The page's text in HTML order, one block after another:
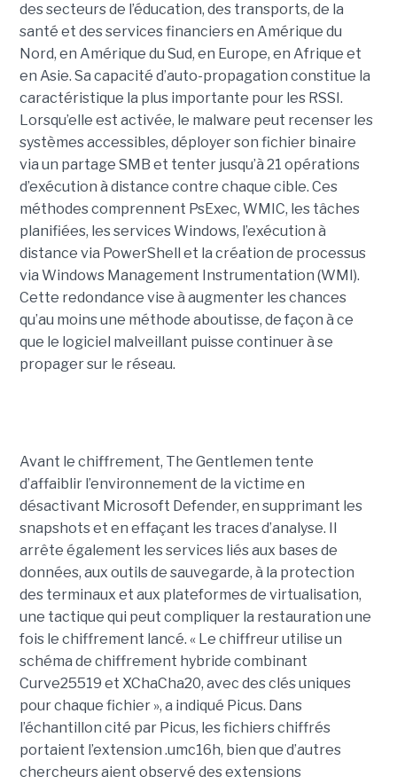
des secteurs de l’éducation, des transports, de la
santé et des services financiers en Amérique du
Nord, en Amérique du Sud, en Europe, en Afrique et
en Asie. Sa capacité d’auto-propagation constitue la
caractéristique la plus importante pour les RSSI.
Lorsqu’elle est activée, le malware peut recenser les
systèmes accessibles, déployer son fichier binaire
via un partage SMB et tenter jusqu’à 21 opérations
d’exécution à distance contre chaque cible. Ces
méthodes comprennent PsExec, WMIC, les tâches
planifiées, les services Windows, l’exécution à
distance via PowerShell et la création de processus
via Windows Management Instrumentation (WMI).
Cette redondance vise à augmenter les chances
qu’au moins une méthode aboutisse, de façon à ce
que le logiciel malveillant puisse continuer à se
propager sur le réseau.
Avant le chiffrement, The Gentlemen tente
d’affaiblir l’environnement de la victime en
désactivant Microsoft Defender, en supprimant les
snapshots et en effaçant les traces d’analyse. Il
arrête également les services liés aux bases de
données, aux outils de sauvegarde, à la protection
des terminaux et aux plateformes de virtualisation,
une tactique qui peut compliquer la restauration une
fois le chiffrement lancé. « Le chiffreur utilise un
schéma de chiffrement hybride combinant
Curve25519 et XChaCha20, avec des clés uniques
pour chaque fichier », a indiqué Picus. Dans
l’échantillon cité par Picus, les fichiers chiffrés
portaient l’extension .umc16h, bien que d’autres
chercheurs aient observé des extensions